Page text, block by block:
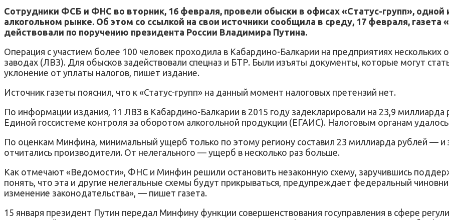
Сотрудники ФСБ и ФНС во вторник, 16 февраля, провели обыски в офисах «Статус-групп», одной
алкогольном рынке. Об этом со ссылкой на свои источники сообщила в среду, 17 февраля, газета
действовали по поручению президента России Владимира Путина.
Операция с участием более 100 человек проходила в Кабардино-Балкарии на предприятиях
заводах (ЛВЗ). Для обысков задействовали спецназ и БТР. Были изъяты документы, которые могут
уклонение от уплаты налогов, пишет издание.
Источник газеты пояснил, что к «Статус-групп» на данный момент налоговых претензий нет.
По информации издания, 11 ЛВЗ в Кабардино-Балкарии в 2015 году задекларировали на 23,9
Единой госсистеме контроля за оборотом алкогольной продукции (ЕГАИС). Налоговым органам
По оценкам Минфина, минимальный ущерб только по этому региону составил 23 миллиарда рублей — и
отчитались производители. От нелегального — ущерб в несколько раз больше.
Как отмечают «Ведомости», ФНС и Минфин решили остановить незаконную схему, заручившись
понять, что эта и другие нелегальные схемы будут прикрываться, предупреждает федеральный
изменение законодательства», — пишет газета.
15 января президент Путин передал Минфину функции совершенствования госуправления в сфере